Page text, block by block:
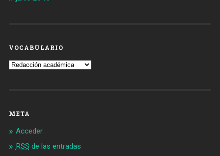
VOCABULARIO
Vocabulario
META
Acceder
RSS de las entradas